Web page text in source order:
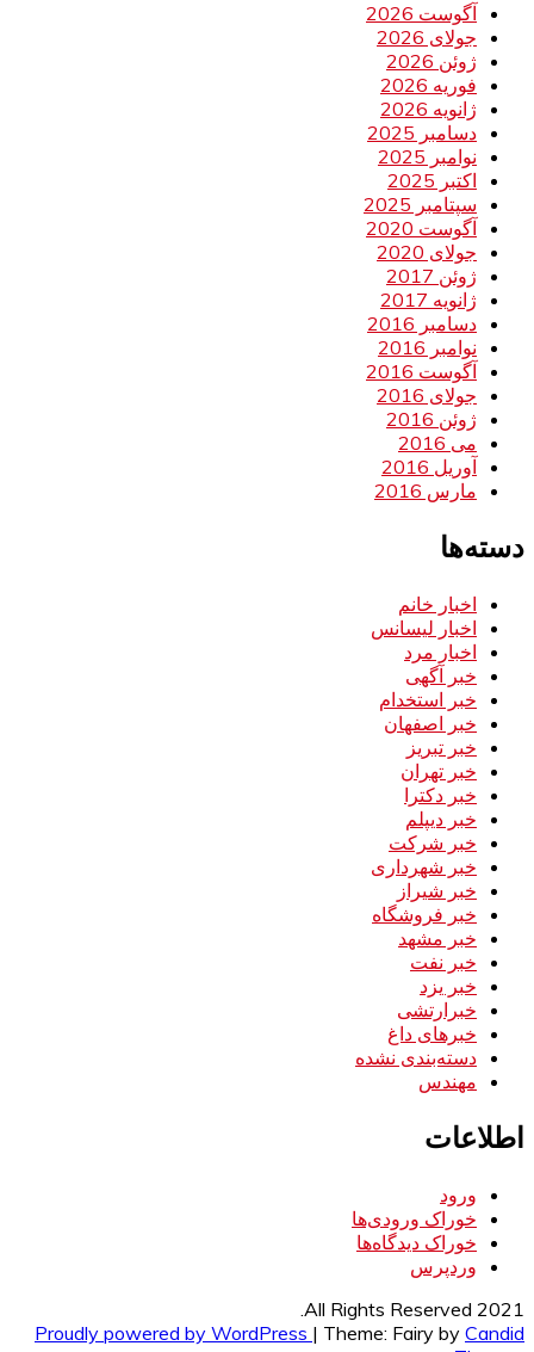
آگوست 2026
جولای 2026
ژوئن 2026
فوریه 2026
ژانویه 2026
دسامبر 2025
نوامبر 2025
اکتبر 2025
سپتامبر 2025
آگوست 2020
جولای 2020
ژوئن 2017
ژانویه 2017
دسامبر 2016
نوامبر 2016
آگوست 2016
جولای 2016
ژوئن 2016
می 2016
آوریل 2016
مارس 2016
دسته‌ها
اخبار خانم
اخبار لیسانس
اخبار مرد
خبر آگهی
خبر استخدام
خبر اصفهان
خبر تبریز
خبر تهران
خبر دکترا
خبر دیپلم
خبر شرکت
خبر شهرداری
خبر شیراز
خبر فروشگاه
خبر مشهد
خبر نفت
خبر یزد
خبرارتشی
خبرهای داغ
دسته‌بندی نشده
مهندس
اطلاعات
ورود
خوراک ورودی‌ها
خوراک دیدگاه‌ها
وردپرس
All Rights Reserved 2021.
Proudly powered by WordPress | Theme: Fairy by Candid